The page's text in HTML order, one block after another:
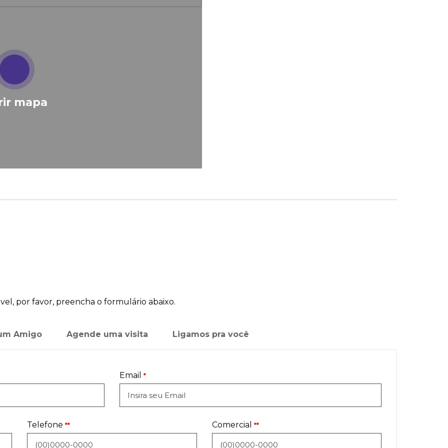
mapa
por favor, preencha o formulário abaixo.
Amigo Agende uma visita Ligamos pra você
Email *
Telefone ** Comercial **